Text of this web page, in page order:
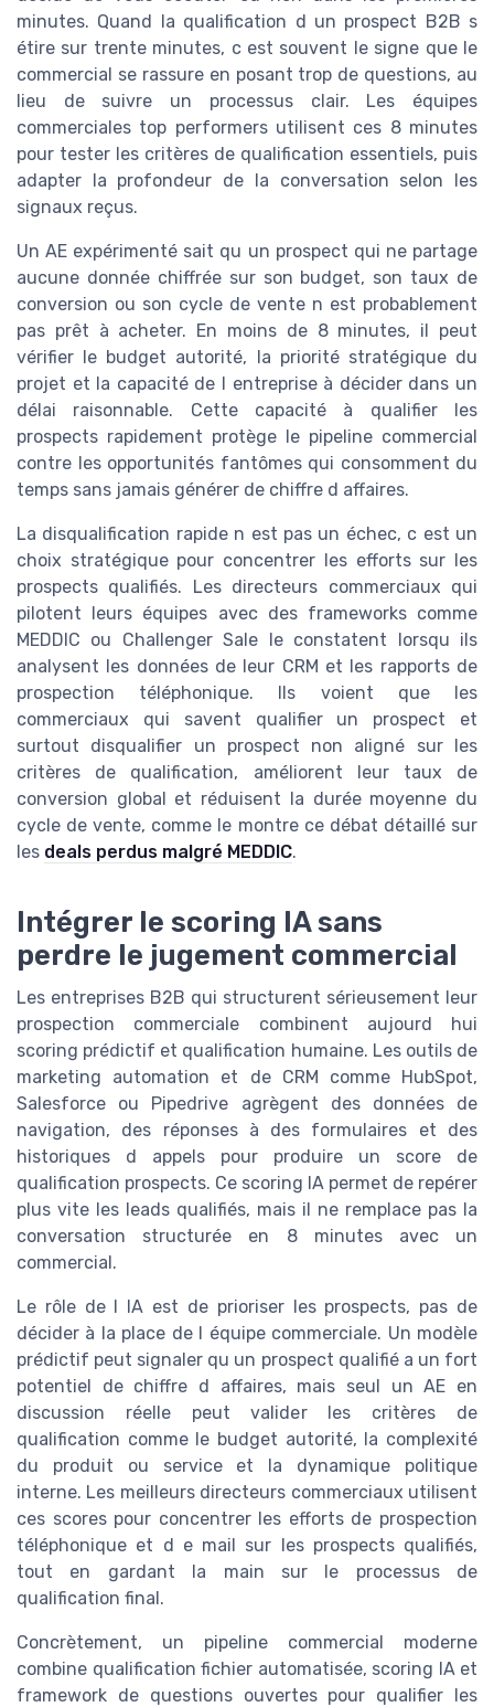
minutes. Quand la qualification d un prospect B2B s
étire sur trente minutes, c est souvent le signe que le
commercial se rassure en posant trop de questions, au
lieu de suivre un processus clair. Les équipes
commerciales top performers utilisent ces 8 minutes
pour tester les critères de qualification essentiels, puis
adapter la profondeur de la conversation selon les
signaux reçus.
Un AE expérimenté sait qu un prospect qui ne partage
aucune donnée chiffrée sur son budget, son taux de
conversion ou son cycle de vente n est probablement
pas prêt à acheter. En moins de 8 minutes, il peut
vérifier le budget autorité, la priorité stratégique du
projet et la capacité de l entreprise à décider dans un
délai raisonnable. Cette capacité à qualifier les
prospects rapidement protège le pipeline commercial
contre les opportunités fantômes qui consomment du
temps sans jamais générer de chiffre d affaires.
La disqualification rapide n est pas un échec, c est un
choix stratégique pour concentrer les efforts sur les
prospects qualifiés. Les directeurs commerciaux qui
pilotent leurs équipes avec des frameworks comme
MEDDIC ou Challenger Sale le constatent lorsqu ils
analysent les données de leur CRM et les rapports de
prospection téléphonique. Ils voient que les
commerciaux qui savent qualifier un prospect et
surtout disqualifier un prospect non aligné sur les
critères de qualification, améliorent leur taux de
conversion global et réduisent la durée moyenne du
cycle de vente, comme le montre ce débat détaillé sur
les deals perdus malgré MEDDIC.
Intégrer le scoring IA sans
perdre le jugement commercial
Les entreprises B2B qui structurent sérieusement leur
prospection commerciale combinent aujourd hui
scoring prédictif et qualification humaine. Les outils de
marketing automation et de CRM comme HubSpot,
Salesforce ou Pipedrive agrègent des données de
navigation, des réponses à des formulaires et des
historiques d appels pour produire un score de
qualification prospects. Ce scoring IA permet de repérer
plus vite les leads qualifiés, mais il ne remplace pas la
conversation structurée en 8 minutes avec un
commercial.
Le rôle de l IA est de prioriser les prospects, pas de
décider à la place de l équipe commerciale. Un modèle
prédictif peut signaler qu un prospect qualifié a un fort
potentiel de chiffre d affaires, mais seul un AE en
discussion réelle peut valider les critères de
qualification comme le budget autorité, la complexité
du produit ou service et la dynamique politique
interne. Les meilleurs directeurs commerciaux utilisent
ces scores pour concentrer les efforts de prospection
téléphonique et d e mail sur les prospects qualifiés,
tout en gardant la main sur le processus de
qualification final.
Concrètement, un pipeline commercial moderne
combine qualification fichier automatisée, scoring IA et
framework de questions ouvertes pour qualifier les